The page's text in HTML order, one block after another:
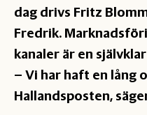
dag drivs Fritz
Fredrik.
kanaler är en
– Vi har haft en lång
Hallandsposten,